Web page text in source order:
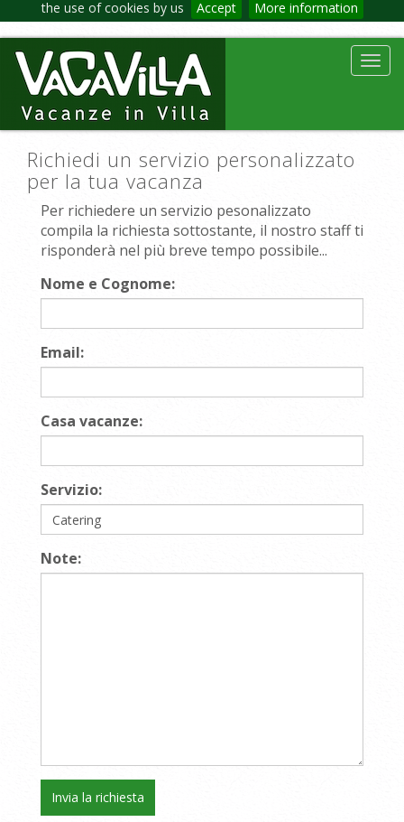
the use of cookies by us Accept More information
Richiedi un servizio personalizzato
per la tua vacanza
Per richiedere un servizio pesonalizzato
compila la richiesta sottostante, il nostro staff ti
risponderà nel più breve tempo possibile...
Nome e Cognome:
Email:
Casa vacanze:
Servizio:
Note: